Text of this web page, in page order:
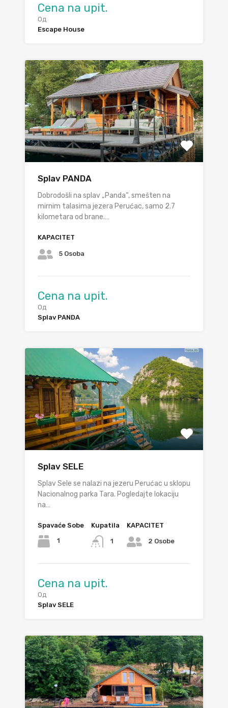
Cena na upit.
Од
Escape House
Splav PANDA
Dobrodošli na splav „Panda“, smešten na
mirnim talasima jezera Perućac, samo 2.7
kilometara od brane.…
KAPACITET
5 Osoba
Cena na upit.
Од
Splav PANDA
Splav SELE
Splav Sele se nalazi na jezeru Perućac u sklopu
Nacionalnog parka Tara. Pogledajte lokaciju
na…
Spavaće Sobe
1
Kupatila
1
KAPACITET
2 Osobe
Cena na upit.
Од
Splav SELE